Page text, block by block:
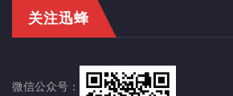
关注迅蜂
微信公众号：